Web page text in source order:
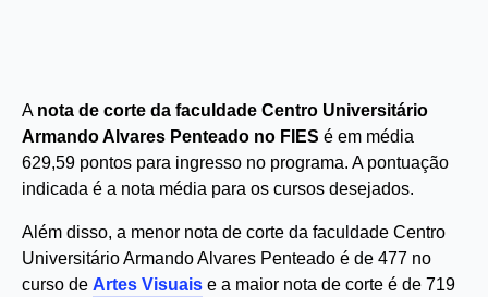
A nota de corte da faculdade Centro Universitário
Armando Alvares Penteado no FIES é em média
629,59 pontos para ingresso no programa. A pontuação
indicada é a nota média para os cursos desejados.
Além disso, a menor nota de corte da faculdade Centro
Universitário Armando Alvares Penteado é de 477 no
curso de Artes Visuais e a maior nota de corte é de 719